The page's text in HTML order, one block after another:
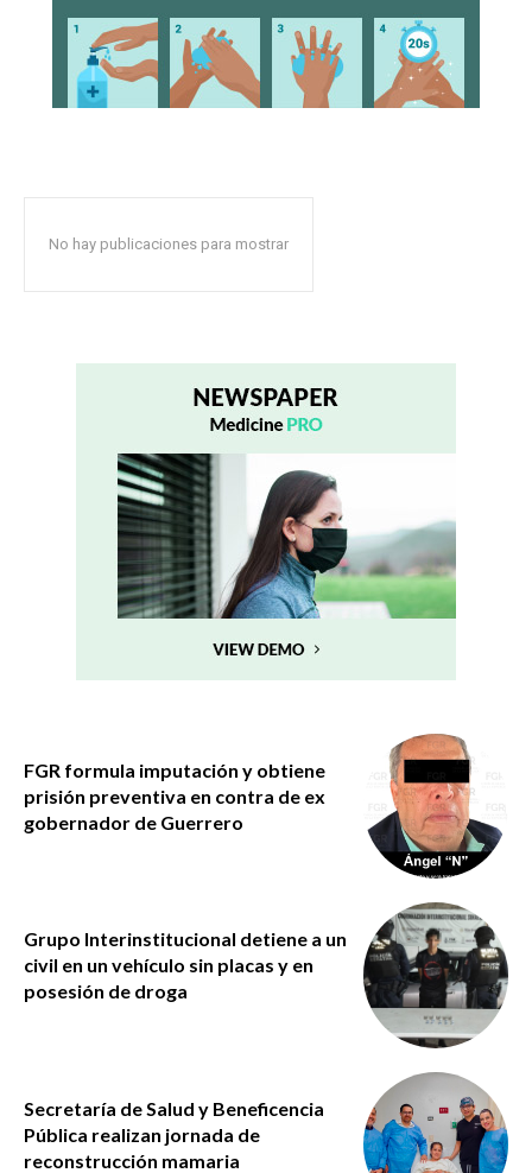
No hay publicaciones para mostrar
FGR formula imputación y obtiene
prisión preventiva en contra de ex
gobernador de Guerrero
Grupo Interinstitucional detiene a un
civil en un vehículo sin placas y en
posesión de droga
Secretaría de Salud y Beneficencia
Pública realizan jornada de
reconstrucción mamaria